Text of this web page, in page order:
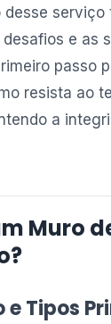
desse serviço
e as
passo
resista ao
a
Muro
e Tipos